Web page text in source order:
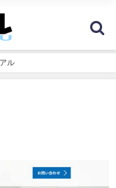
ル